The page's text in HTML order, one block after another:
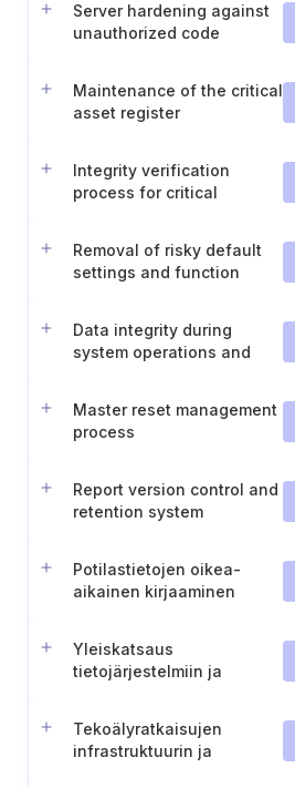
Server hardening against
unauthorized code
Maintenance of the critical
asset register
Integrity verification
process for critical
Removal of risky default
settings and function
Data integrity during
system operations and
Master reset management
process
Report version control and
retention system
Potilastietojen oikea-
aikainen kirjaaminen
Yleiskatsaus
tietojärjestelmiin ja
Tekoälyratkaisujen
infrastruktuurin ja